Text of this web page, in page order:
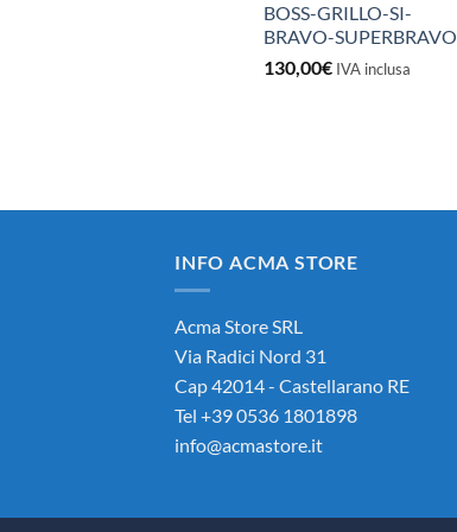
BOSS-GRILLO-SI-
BRAVO-SUPERBRAVO
130,00€ IVA inclusa
INFO ACMA STORE
Acma Store SRL
Via Radici Nord 31
Cap 42014 - Castellarano RE
Tel +39 0536 1801898
info@acmastore.it